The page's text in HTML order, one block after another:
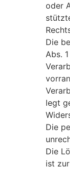
oder
Die
Abs.
legt
Die
Die
ist